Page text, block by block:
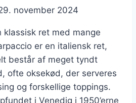
november 2024
klassisk ret med mange
er en italiensk ret,
består af meget tyndt
ofte oksekød, der serveres
og forskellige toppings.
i Venedig i 1950’erne